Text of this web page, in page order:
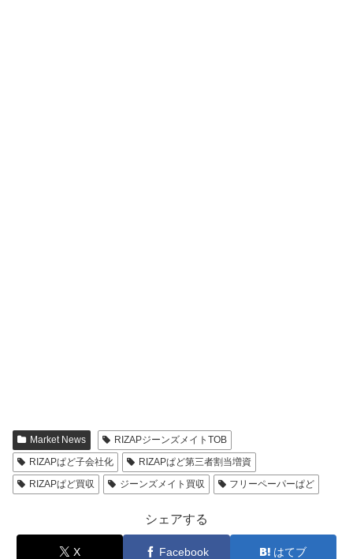
Market News
RIZAPジーンズメイトTOB
RIZAPぱど子会社化
RIZAPぱど第三者割当増資
RIZAPぱど買収
ジーンズメイト買収 フリーペーパーぱど
シェアする
X Facebook はてブ